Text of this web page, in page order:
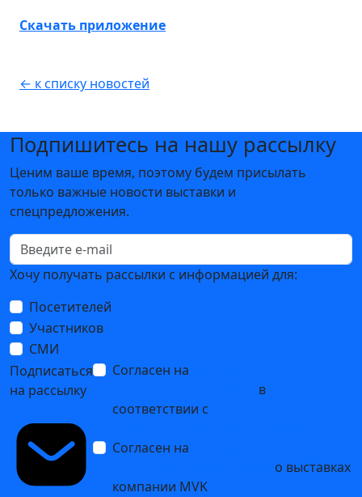
Скачать приложение
← к списку новостей
Подпишитесь на нашу рассылку
Ценим ваше время, поэтому будем присылать
только важные новости выставки и
спецпредложения.
Хочу получать рассылки с информацией для:
Посетителей
Участников
СМИ
Подписаться
на рассылку
Согласен на
в
соответствии с
Согласен на
о выставках
компании MVK